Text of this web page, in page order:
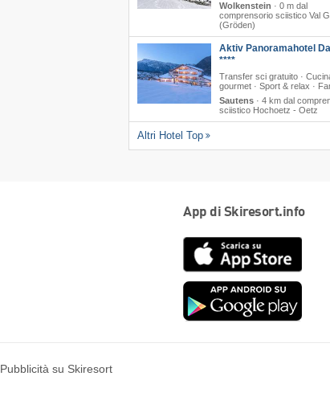
Wolkenstein · 0 m dal
comprensorio sciistico Val
(Gröden)
Aktiv Panoramahotel
****
Transfer sci gratuito ·
gourmet · Sport & relax ·
Sautens· 4 km dal
sciistico Hochoetz - Oetz
Altri Hotel Top
App di Skiresort.info
Pubblicità su Skiresort